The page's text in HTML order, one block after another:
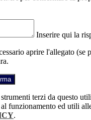
Inserire qui la
aprire l'allegato (se
terzi da questo
funzionamento ed utili
.